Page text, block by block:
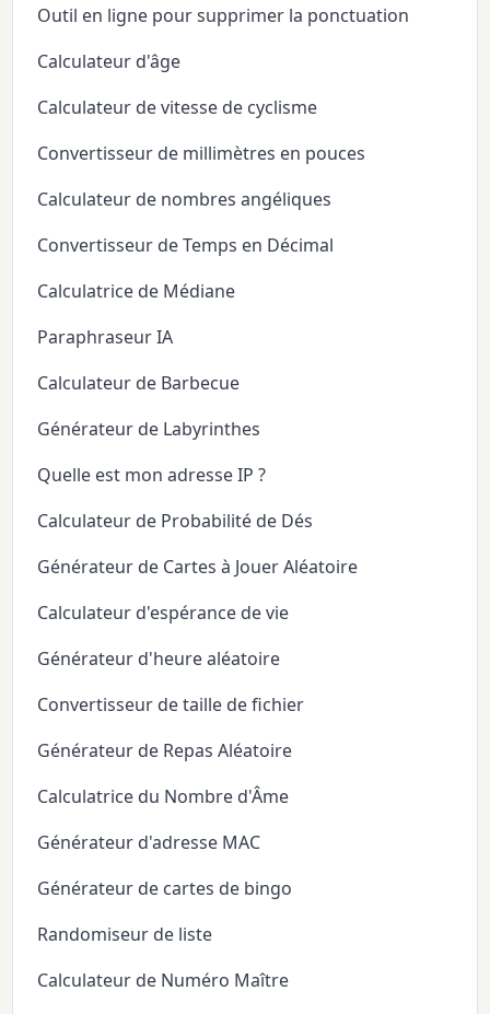
Outil en ligne pour supprimer la ponctuation
Calculateur d'âge
Calculateur de vitesse de cyclisme
Convertisseur de millimètres en pouces
Calculateur de nombres angéliques
Convertisseur de Temps en Décimal
Calculatrice de Médiane
Paraphraseur IA
Calculateur de Barbecue
Générateur de Labyrinthes
Quelle est mon adresse IP ?
Calculateur de Probabilité de Dés
Générateur de Cartes à Jouer Aléatoire
Calculateur d'espérance de vie
Générateur d'heure aléatoire
Convertisseur de taille de fichier
Générateur de Repas Aléatoire
Calculatrice du Nombre d'Âme
Générateur d'adresse MAC
Générateur de cartes de bingo
Randomiseur de liste
Calculateur de Numéro Maître